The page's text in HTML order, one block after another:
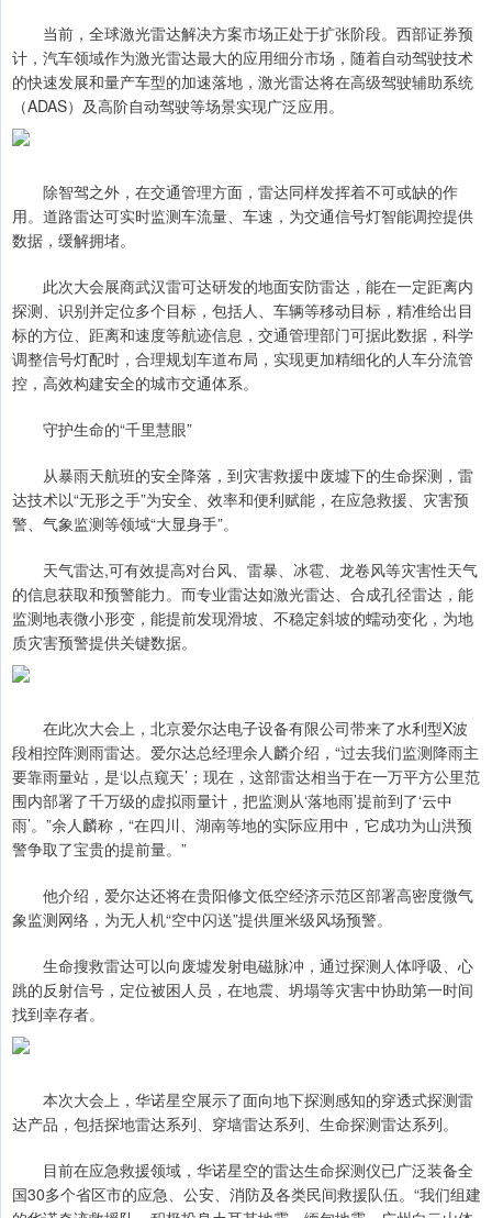
当前，全球激光雷达解决方案市场正处于扩张阶段。西部证券预
计，汽车领域作为激光雷达最大的应用细分市场，随着自动驾驶技术
的快速发展和量产车型的加速落地，激光雷达将在高级驾驶辅助系统
（ADAS）及高阶自动驾驶等场景实现广泛应用。
除智驾之外，在交通管理方面，雷达同样发挥着不可或缺的作
用。道路雷达可实时监测车流量、车速，为交通信号灯智能调控提供
数据，缓解拥堵。
此次大会展商武汉雷可达研发的地面安防雷达，能在一定距离内
探测、识别并定位多个目标，包括人、车辆等移动目标，精准给出目
标的方位、距离和速度等航迹信息，交通管理部门可据此数据，科学
调整信号灯配时，合理规划车道布局，实现更加精细化的人车分流管
控，高效构建安全的城市交通体系。
守护生命的“千里慧眼”
从暴雨天航班的安全降落，到灾害救援中废墟下的生命探测，雷
达技术以“无形之手”为安全、效率和便利赋能，在应急救援、灾害预
警、气象监测等领域“大显身手”。
天气雷达,可有效提高对台风、雷暴、冰雹、龙卷风等灾害性天气
的信息获取和预警能力。而专业雷达如激光雷达、合成孔径雷达，能
监测地表微小形变，能提前发现滑坡、不稳定斜坡的蠕动变化，为地
质灾害预警提供关键数据。
在此次大会上，北京爱尔达电子设备有限公司带来了水利型X波
段相控阵测雨雷达。爱尔达总经理余人麟介绍，“过去我们监测降雨主
要靠雨量站，是‘以点窥天’；现在，这部雷达相当于在一万平方公里范
围内部署了千万级的虚拟雨量计，把监测从‘落地雨’提前到了‘云中
雨’。”余人麟称，“在四川、湖南等地的实际应用中，它成功为山洪预
警争取了宝贵的提前量。”
他介绍，爱尔达还将在贵阳修文低空经济示范区部署高密度微气
象监测网络，为无人机“空中闪送”提供厘米级风场预警。
生命搜救雷达可以向废墟发射电磁脉冲，通过探测人体呼吸、心
跳的反射信号，定位被困人员，在地震、坍塌等灾害中协助第一时间
找到幸存者。
本次大会上，华诺星空展示了面向地下探测感知的穿透式探测雷
达产品，包括探地雷达系列、穿墙雷达系列、生命探测雷达系列。
目前在应急救援领域，华诺星空的雷达生命探测仪已广泛装备全
国30多个省区市的应急、公安、消防及各类民间救援队伍。“我们组建